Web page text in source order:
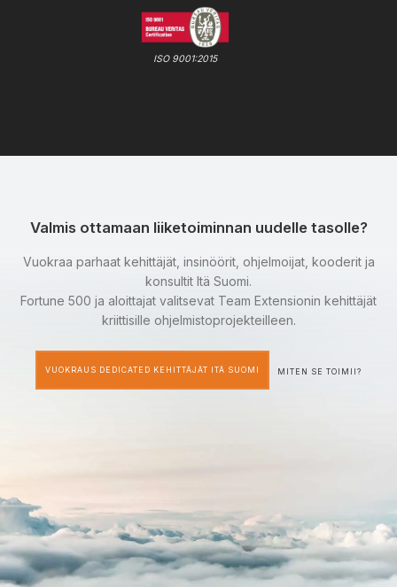
ISO 9001:2015
Valmis ottamaan liiketoiminnan uudelle tasolle?
Vuokraa parhaat kehittäjät, insinöörit, ohjelmoijat, kooderit ja
konsultit Itä Suomi.
Fortune 500 ja aloittajat valitsevat Team Extensionin kehittäjät
kriittisille ohjelmistoprojekteilleen.
VUOKRAUS DEDICATED KEHITTÄJÄT ITÄ SUOMI MITEN SE TOIMII?